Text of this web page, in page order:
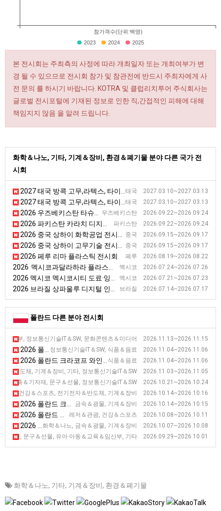
참가객수(단위:백명)
2023 2024 2025
본 전시회는 주최측의 사정에 따라 개최일자 또는 개최여부가 변
경 될 수 있으므로 전시회 참가 및 참관전에 반드시 주최자에게 사
전 문의 를 하시기 바랍니다. KOTRA 및 클럽리치투어 주식회사는
글로벌 전시포털에 기재된 정보로 인한 직,간접적인 피해에 대해
책임지지 않음 을 알려 드립니다.
화학＆나노, 기타, 기계＆장비, 환경＆폐기물 분야 다른 국가 전
시회
태국 2027.03.10~2027.03.13
2027 태국 방콕 고무,라텍스, 타이어 전시회 [GRTE]
태국 2027.03.10~2027.03.13
2027 태국 방콕 고무,라텍스, 타이어 전시회 [GRTE]
우즈베키스탄 2026.09.22~2026.09.24
2026 우즈베키스탄 타슈켄트 플라스틱, 폴리머 산업 전시회 [Plastex Uzbekistan 2026]
파키스탄 2026.09.22~2026.09.24
2026 파키스탄 카라치 디지털 광고 & 프린팅 전시회 [Digital Signage & Printing Asia]
중국 2026.09.15~2026.09.17
2026 중국 상하이 화학공업 전시회 [ICIF CHINA]
중국 2026.09.15~2026.09.17
2026 중국 상하이 고무기술 전시회 [RTC]
페루 2026.08.19~2026.08.22
2026 페루 리마 플라스틱 전시회
멕시코 2026.07.24~2026.07.26
2026 멕시코과달라하라 플라스틱 기술 전시회 [EXPO PLASTICO]
멕시코 2026.07.21~2026.07.23
2026 멕시코 멕시코시티 도료·잉크·코팅 전시회 [LACS]
브라질 2026.07.14~2026.07.17
2026 브라질 상파울루 디지털 인쇄 전시회
폴란드 다른 분야 전시회
임산부, 정보통신기술IT＆SW, 문화콘텐츠＆미디어 2026.11.13~2026.11.15
2026 폴란드 포츠난 디지털 엔터테인먼트 및 비디오 게임 전시회
정보통신기술IT＆SW, 식품＆음료 2026.11.04~2026.11.06
2026 폴란드 크라코프 호텔 및 케이터링 설비 전시회 [HORECA]
식품＆음료 2026.11.04~2026.11.06
2026 폴란드 크라코프 와인 전시회 [ENOEXPO]
자＆반도체, 기계＆장비, 기타, 정보통신기술IT＆SW 2026.11.03~2026.11.05
2026 폴란드 바르샤바 산업 전시회 [Warsaw Industry Week]
건축＆기자재, 문구＆선물, 정보통신기술IT＆SW 2026.10.21~2026.10.24
2026 폴란드 바르샤바 인테리어 디자인 전시회 [Home & Contract]
동차, 건강＆스포츠, 전기전자＆반도체, 기계＆장비 2026.10.14~2026.10.16
2026 폴란드 키엘체 대중교통 전시회 [TRANSEXPO]
금속＆광물, 기계＆장비 2026.10.14~2026.10.15
2026 폴란드 크라코프 분말, 금속 기술 전시회 [SYMAS]
레저＆관광, 건강＆스포츠 2026.10.08~2026.10.11
2026 폴란드 바르샤바 관광산업 전시회 [TT Warsaw]
화학＆나노, 금속＆광물, 기계＆장비 2026.10.07~2026.10.08
2026 폴란드 크라코프 복합재료기술장비 전시회[KOMPOZYT-EXPO]
미디어, 문구＆선물, 유아·아동＆교육＆임산부, 기타 2026.09.29~2026.10.01
2026 폴란드 바르샤바 장난감 및 아동용 액세서리 전시회 [World
화학＆나노, 기타, 기계＆장비, 환경＆폐기물